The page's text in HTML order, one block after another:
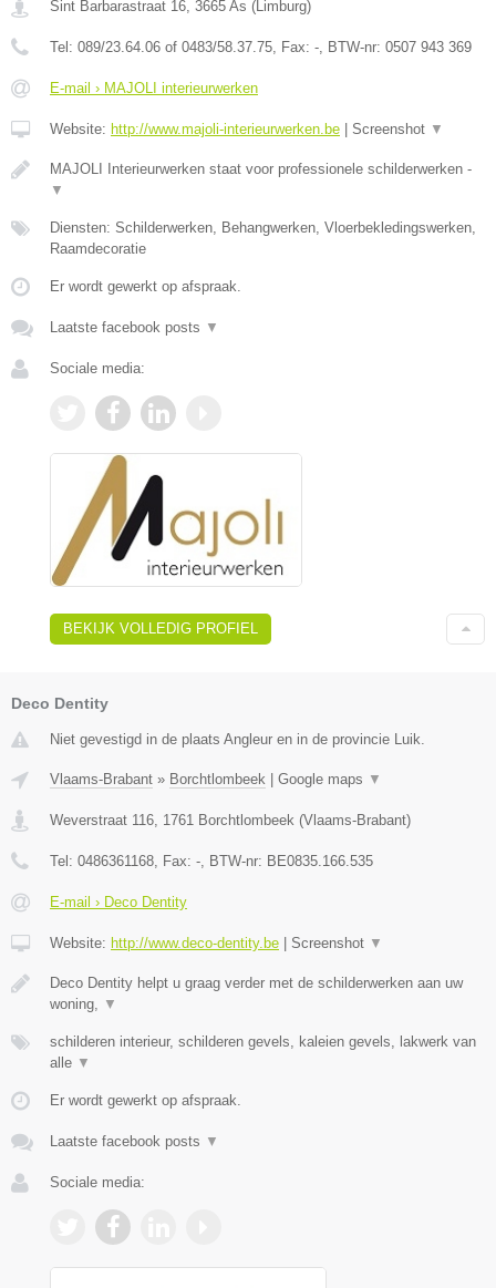
Sint Barbarastraat 16, 3665 As (Limburg)
Tel: 089/23.64.06 of 0483/58.37.75, Fax: -, BTW-nr: 0507 943 369
E-mail › MAJOLI interieurwerken
Website: http://www.majoli-interieurwerken.be Screenshot ▼
MAJOLI Interieurwerken staat voor professionele schilderwerken -
▼
Diensten: Schilderwerken, Behangwerken, Vloerbekledingswerken,
Raamdecoratie
Er wordt gewerkt op afspraak.
Laatste facebook posts ▼
Sociale media:
BEKIJK VOLLEDIG PROFIEL
Deco Dentity
Niet gevestigd in de plaats Angleur en in de provincie Luik.
Vlaams-Brabant » Borchtlombeek Google maps ▼
Weverstraat 116, 1761 Borchtlombeek (Vlaams-Brabant)
Tel: 0486361168, Fax: -, BTW-nr: BE0835.166.535
E-mail › Deco Dentity
Website: http://www.deco-dentity.be Screenshot ▼
Deco Dentity helpt u graag verder met de schilderwerken aan uw
woning, ▼
schilderen interieur, schilderen gevels, kaleien gevels, lakwerk van
alle ▼
Er wordt gewerkt op afspraak.
Laatste facebook posts ▼
Sociale media: